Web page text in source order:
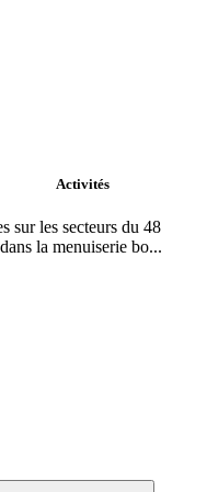
Activités
sur les secteurs du 48
la menuiserie bo...